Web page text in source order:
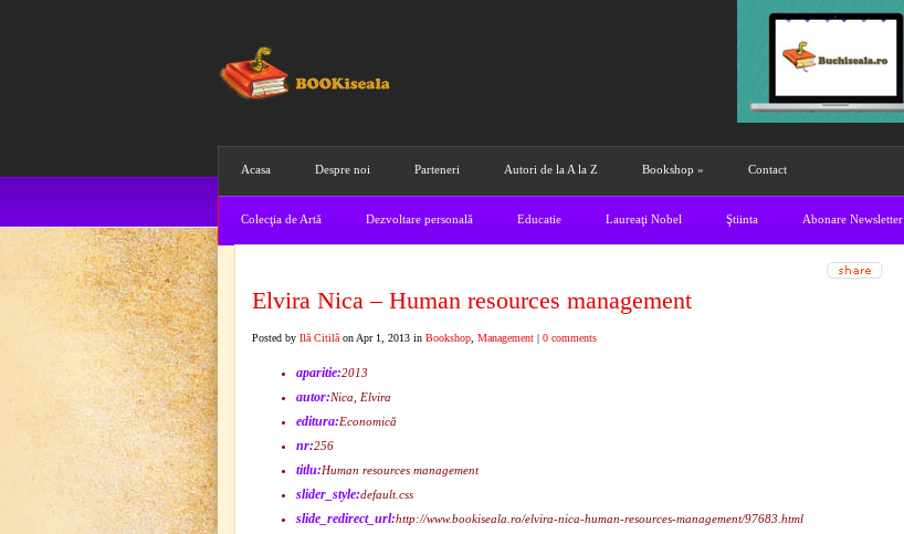
Acasa Despre noi Parteneri Autori de la A la Z Bookshop » Contact
Colecţia de Artă Dezvoltare personală Educatie Laureaţi Nobel Ştiinta Abonare Newsletter
Elvira Nica – Human resources management
Posted by Ilă Citilă on Apr 1, 2013 in Bookshop Management | 0 comments
aparitie:2013
autor:Nica, Elvira
editura:Economică
nr:256
titlu:Human resources management
slider_style:default.css
slide_redirect_url:http://www.bookiseala.ro/elvira-nica-human-resources-management/97683.html